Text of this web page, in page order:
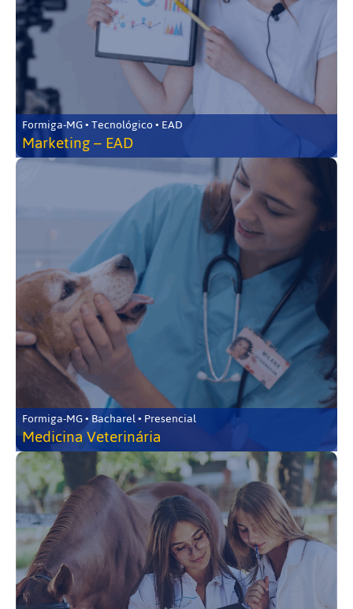
Formiga-MG • Tecnológico • EAD
Marketing – EAD
Formiga-MG • Bacharel • Presencial
Medicina Veterinária